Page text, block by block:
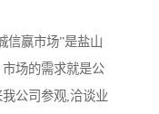
信赢市场”是盐山
场的需求就是公
公司参观,洽谈业